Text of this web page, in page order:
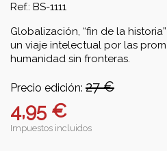
Ref.: BS-1111
Globalización, “fin de la
un viaje intelectual por las
humanidad sin fronteras.
Precio edición: 27 €
4,95 €
Impuestos incluidos